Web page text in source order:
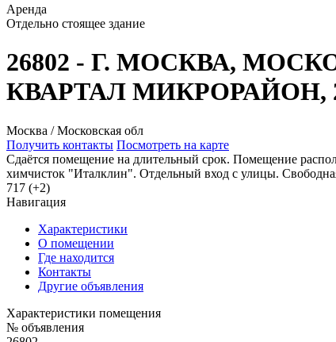
Аренда
Отдельно стоящее здание
26802 - Г. МОСКВА,
КВАРТАЛ МИКРОРАЙОН,
Москва / Московская обл
Получить контакты Посмотреть на карте
Сдаётся помещение на длительный срок. Помещение
химчисток "Италклин". Отдельный вход с улицы.
717 (+2)
Навигация
Характеристики
О помещении
Где находится
Контакты
Другие объявления
Характеристики помещения
№ объявления